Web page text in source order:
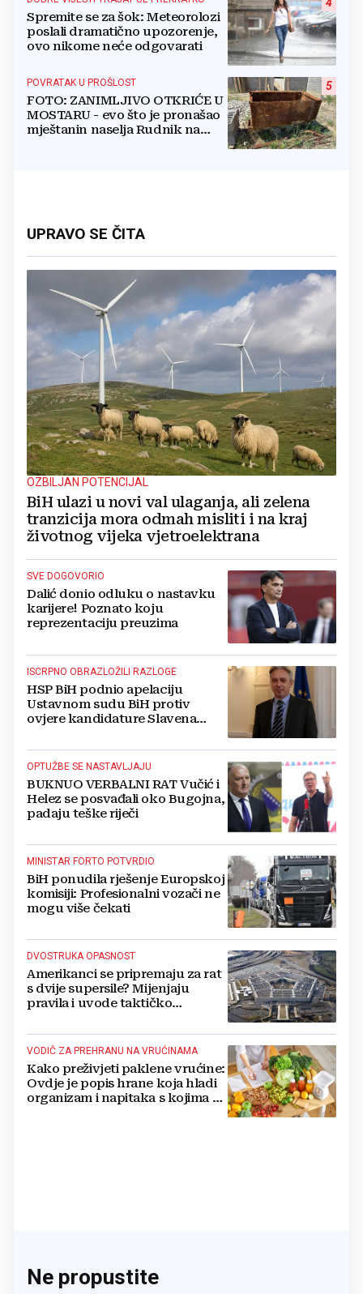
Spremite se za šok: Meteorolozi
poslali dramatično upozorenje,
ovo nikome neće odgovarati
5
POVRATAK U PROŠLOST
FOTO: ZANIMLJIVO OTKRIĆE U
MOSTARU - evo što je pronašao
mještanin naselja Rudnik na
UPRAVO SE ČITA
OZBILJAN POTENCIJAL
BiH ulazi u novi val ulaganja, ali zelena
tranzicija mora odmah misliti i na kraj
životnog vijeka vjetroelektrana
SVE DOGOVORIO
Dalić donio odluku o nastavku
karijere! Poznato koju
reprezentaciju preuzima
ISCRPNO OBRAZLOŽILI RAZLOGE
HSP BiH podnio apelaciju
Ustavnom sudu BiH protiv
ovjere kandidature Slavena
OPTUŽBE SE NASTAVLJAJU
BUKNUO VERBALNI RAT Vučić i
Helez se posvađali oko Bugojna,
padaju teške riječi
MINISTAR FORTO POTVRDIO
BiH ponudila rješenje Europskoj
komisiji: Profesionalni vozači ne
mogu više čekati
DVOSTRUKA OPASNOST
Amerikanci se pripremaju za rat
s dvije supersile? Mijenjaju
pravila i uvode taktičko
VODIČ ZA PREHRANU NA VRUĆINAMA
Kako preživjeti paklene vrućine:
Ovdje je popis hrane koja hladi
organizam i napitaka s kojima si
Ne propustite